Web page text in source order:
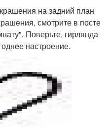
на задний план
смотрите в посте
Поверьте, гирлянда
настроение.